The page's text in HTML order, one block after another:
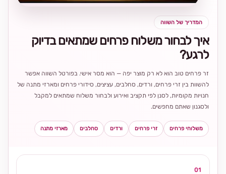
המדריך של השווה
איך לבחור משלוח פרחים שמתאים בדיוק
לרגע?
זר פרחים טוב הוא לא רק מוצר יפה — הוא מסר אישי. בפורטל השווה אפשר
להשוות בין זרי פרחים, ורדים, סחלבים, עציצים, סידורי פרחים ומארזי מתנה של
חנויות מקומיות, לסנן לפי תקציב ואירוע ולבחור משלוח שמתאים למקבל
ולסגנון שאתם מחפשים.
משלוחי פרחים זרי פרחים ורדים סחלבים מארזי מתנה
01